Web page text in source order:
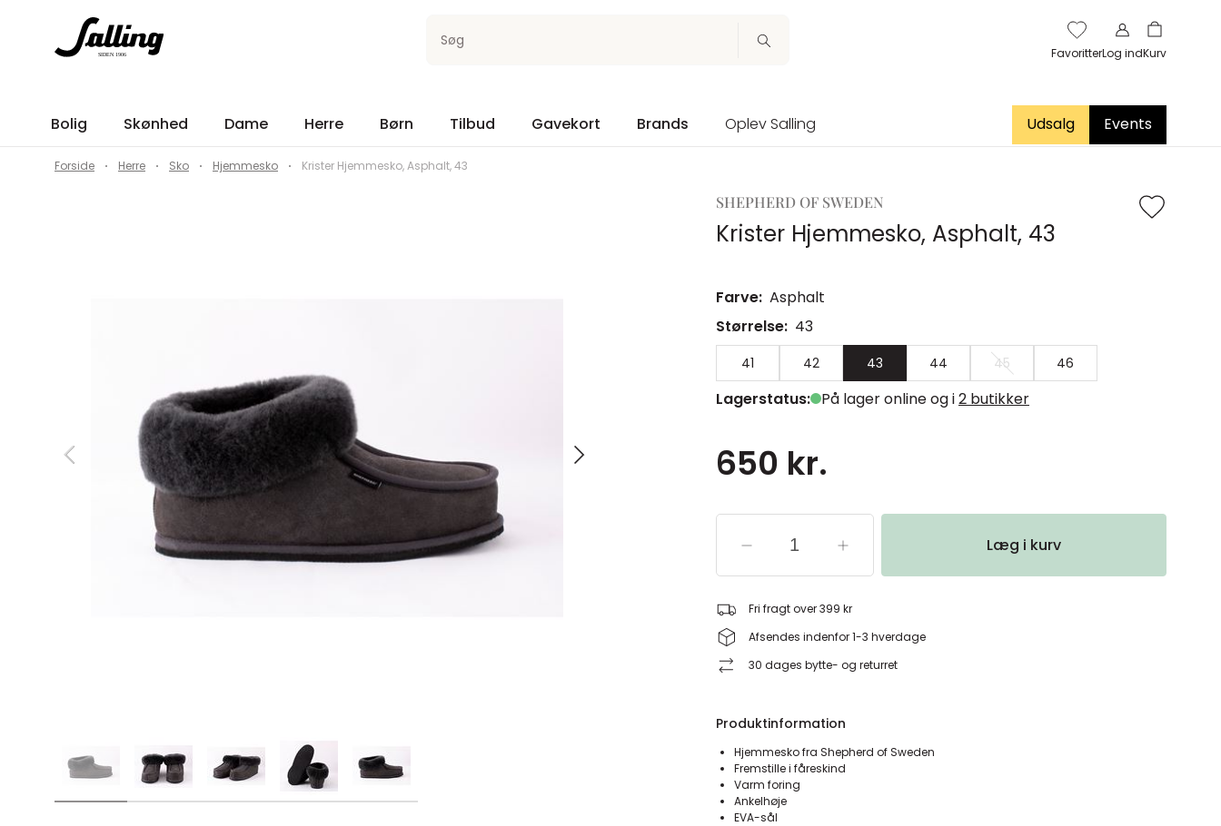
Søg
FavoritterLog indKurv
Bolig Skønhed Dame Herre Børn Tilbud Gavekort Brands Oplev Salling Udsalg Events
Forside Herre Sko Hjemmesko Krister Hjemmesko, Asphalt, 43
SHEPHERD OF SWEDEN
Krister Hjemmesko, Asphalt, 43
Farve: Asphalt
Størrelse: 43
41 42 43 44 45 46
Lagerstatus: På lager online og i2 butikker
650 kr.
Læg i kurv
Fri fragt over 399 kr
Afsendes indenfor 1-3 hverdage
30 dages bytte- og returret
Produktinformation
Hjemmesko fra Shepherd of Sweden
Fremstille i fåreskind
Varm foring
Ankelhøje
EVA-sål